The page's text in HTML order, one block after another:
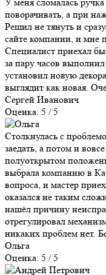
поворачивать, а при
Решил не тянуть и
сайте компании, и мне
Специалист приехал
за пару часов
установил новую
выглядит как новая.
Сергей Иванович
Оценка: 5 / 5
Столкнулась с
заедать, а потом и
полуоткрытом
выбрала компанию в
вопроса, и мастер
оказался не таким
нашёл причину
отрегулировал
никаких проблем нет.
Ольга
Оценка: 5 / 5